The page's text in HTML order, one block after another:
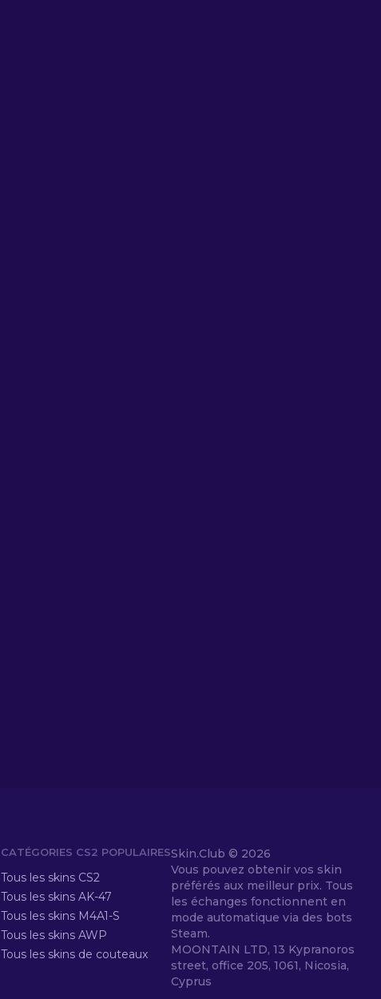
CATÉGORIES CS2 POPULAIRES
Tous les skins CS2
Tous les skins AK-47
Tous les skins M4A1-S
Tous les skins AWP
Tous les skins de couteaux
Skin.Club © 2026
Vous pouvez obtenir vos skin
préférés aux meilleur prix. Tous
les échanges fonctionnent en
mode automatique via des bots
Steam.
MOONTAIN LTD, 13 Kypranoros
street, office 205, 1061, Nicosia,
Cyprus